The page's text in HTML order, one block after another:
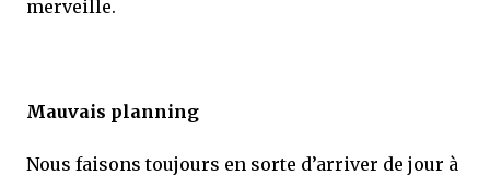
merveille.
Mauvais planning
Nous faisons toujours en sorte d’arriver de jour à